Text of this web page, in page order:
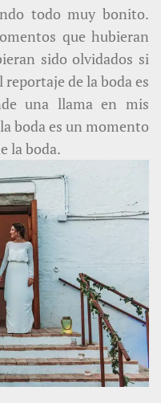
todo muy bonito.
que hubieran
sido olvidados si
de la boda es
una llama en mis
boda es un momento
la boda.